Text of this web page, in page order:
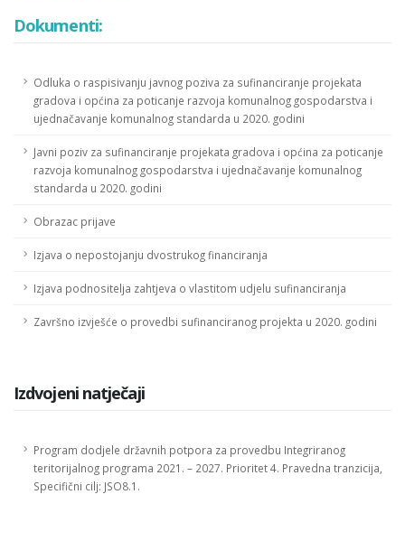
Dokumenti:
Odluka o raspisivanju javnog poziva za sufinanciranje projekata
gradova i općina za poticanje razvoja komunalnog gospodarstva i
ujednačavanje komunalnog standarda u 2020. godini
Javni poziv za sufinanciranje projekata gradova i općina za poticanje
razvoja komunalnog gospodarstva i ujednačavanje komunalnog
standarda u 2020. godini
Obrazac prijave
Izjava o nepostojanju dvostrukog financiranja
Izjava podnositelja zahtjeva o vlastitom udjelu sufinanciranja
Završno izvješće o provedbi sufinanciranog projekta u 2020. godini
Izdvojeni natječaji
Program dodjele državnih potpora za provedbu Integriranog
teritorijalnog programa 2021. – 2027. Prioritet 4. Pravedna tranzicija,
Specifični cilj: JSO8.1.